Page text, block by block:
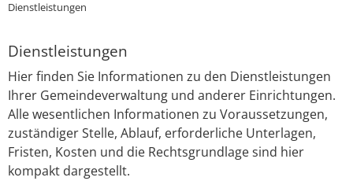
Dienstleistungen
Dienstleistungen
Hier finden Sie Informationen zu den Dienstleistungen
Ihrer Gemeindeverwaltung und anderer Einrichtungen.
Alle wesentlichen Informationen zu Voraussetzungen,
zuständiger Stelle, Ablauf, erforderliche Unterlagen,
Fristen, Kosten und die Rechtsgrundlage sind hier
kompakt dargestellt.